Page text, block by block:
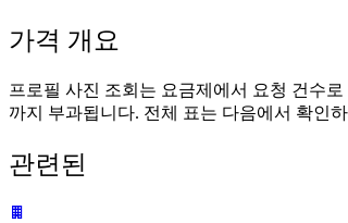
가격 개요
프로필 사진 조회는 요금제에서 요청 건수
까지 부과됩니다. 전체 표는 다음에서 확인
관련된